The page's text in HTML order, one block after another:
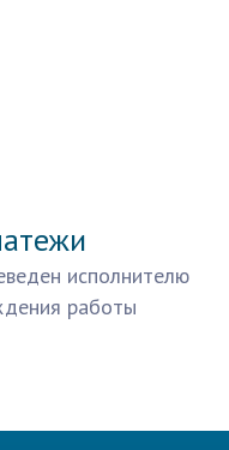
исполнителю
работы